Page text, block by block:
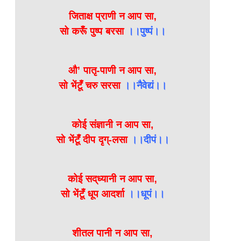
जिताक्ष प्राणी न आप सा,
सो करूँ पुष्प बरसा।।पुष्पं।।
औ’ पातृ-पाणी न आप सा,
सो भेंटूँ चरु सरसा ।।नैवेद्यं।।
कोई संज्ञानी न आप सा,
सो भेंटूँ दीप दृग्‌-लसा।।दीपं।।
कोई सद्‌ध्यानी न आप सा,
सो भेंटूँ धूप आदर्शा।।धूपं।।
शीतल पानी न आप सा,